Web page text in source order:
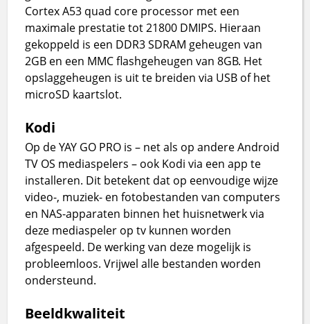
Cortex A53 quad core processor met een
maximale prestatie tot 21800 DMIPS. Hieraan
gekoppeld is een DDR3 SDRAM geheugen van
2GB en een MMC flashgeheugen van 8GB. Het
opslaggeheugen is uit te breiden via USB of het
microSD kaartslot.
Kodi
Op de YAY GO PRO is – net als op andere Android
TV OS mediaspelers – ook Kodi via een app te
installeren. Dit betekent dat op eenvoudige wijze
video-, muziek- en fotobestanden van computers
en NAS-apparaten binnen het huisnetwerk via
deze mediaspeler op tv kunnen worden
afgespeeld. De werking van deze mogelijk is
probleemloos. Vrijwel alle bestanden worden
ondersteund.
Beeldkwaliteit